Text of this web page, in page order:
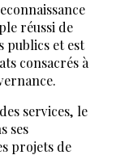
réussi de
publics et est
consacrés à
services, le
ses
projets de